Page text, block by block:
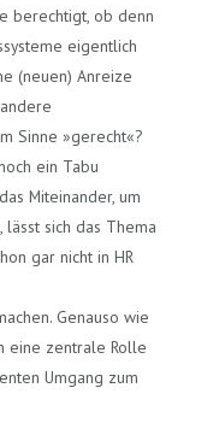
berechtigt, ob denn
eigentlich
(neuen) Anreize
Sinne »gerecht«?
ein Tabu
Miteinander, um
lässt sich das Thema
gar nicht in HR
Genauso wie
eine zentrale Rolle
Umgang zum